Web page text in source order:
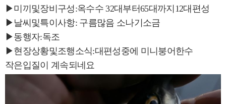
▶미끼및장비구성:옥수수 32대부터65대까지12대편성
▶날씨및특이사항: 구름많음 소나기소금
▶동행자:독조
▶현장상황및조행소식:대편성중에 미니붕어한수
작은입질이 계속되네요